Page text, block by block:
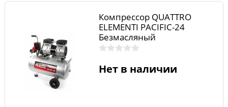
Компрессор QUATTRO
ELEMENTI PACIFIC-24
Безмасляный
Нет в наличии